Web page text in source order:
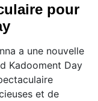
pour
a une nouvelle
Kadooment Day
et de